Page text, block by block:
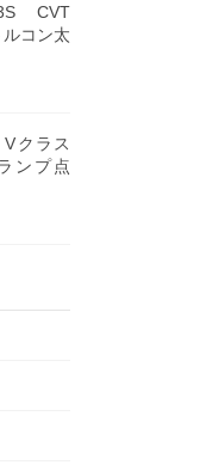
CVT
コン太
クラス
ンプ点